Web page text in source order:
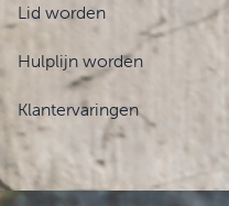
Lid worden
Hulplijn worden
Klantervaringen